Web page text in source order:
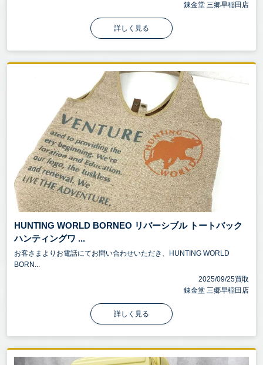
錬金堂 三郷早稲田店
詳しく見る
HUNTING WORLD BORNEO リバーシブル トートバック
ハンティングワ ...
お客さまよりお電話にてお問い合わせいただき、HUNTING WORLD
BORN...
2025/09/25買取
錬金堂 三郷早稲田店
詳しく見る